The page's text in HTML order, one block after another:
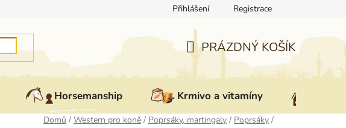
Reklamace Doprava a platba
Přihlášení Registrace
NÁKUPNÍ
KOŠÍK
PRÁZDNÝ KOŠÍK
Horsemanship Krmivo a vitamíny
Domů / Western pro koně / Poprsáky, martingaly / Poprsáky /